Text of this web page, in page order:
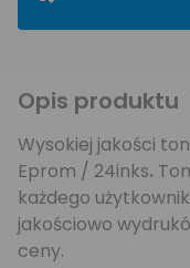
Opis produktu
Wysokiej jakości
Eprom / 24inks.
każdego
jakościowo
ceny.